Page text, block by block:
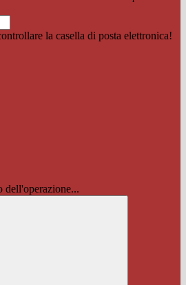
la casella di posta elettronica!
dell'operazione...